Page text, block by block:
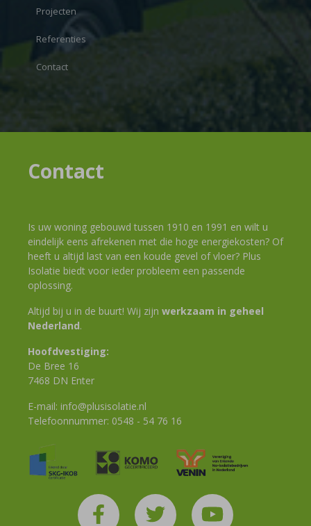
Projecten
Referenties
Contact
Contact
Is uw woning gebouwd tussen 1910 en 1991 en wilt u
eindelijk eens afrekenen met die hoge energiekosten? Of
heeft u altijd last van een koude gevel of vloer? Plus
Isolatie biedt voor ieder probleem een passende
oplossing.
Altijd bij u in de buurt! Wij zijn werkzaam in geheel
Nederland.
Hoofdvestiging:
De Bree 16
7468 DN Enter
E-mail: info@plusisolatie.nl
Telefoonnummer: 0548 - 54 76 16